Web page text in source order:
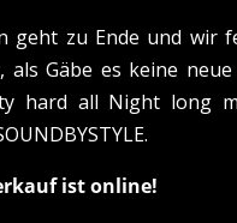
geht zu Ende und wir
als Gäbe es keine neue
hard all Night long mit
ist online!